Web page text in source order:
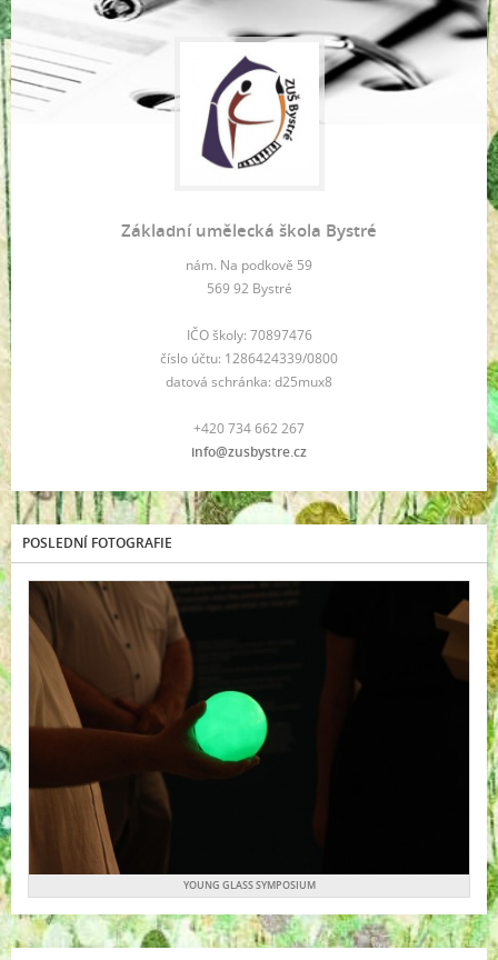
Základní umělecká škola Bystré
nám. Na podkově 59
569 92 Bystré
IČO školy: 70897476
číslo účtu: 1286424339/0800
datová schránka: d25mux8
+420 734 662 267
info@zusbystre.cz
POSLEDNÍ FOTOGRAFIE
YOUNG GLASS SYMPOSIUM